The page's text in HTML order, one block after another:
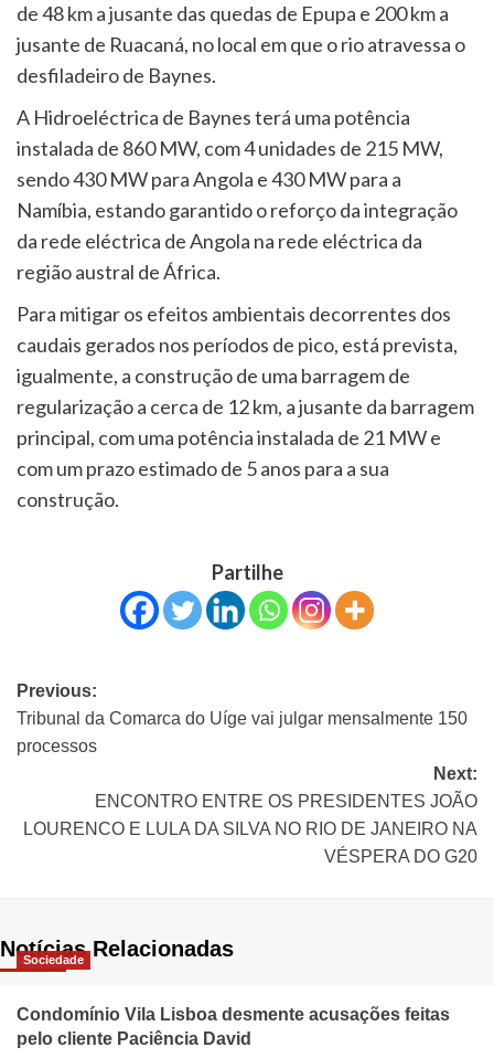
de 48 km a jusante das quedas de Epupa e 200 km a
jusante de Ruacaná, no local em que o rio atravessa o
desfiladeiro de Baynes.
A Hidroeléctrica de Baynes terá uma potência
instalada de 860 MW, com 4 unidades de 215 MW,
sendo 430 MW para Angola e 430 MW para a
Namíbia, estando garantido o reforço da integração
da rede eléctrica de Angola na rede eléctrica da
região austral de África.
Para mitigar os efeitos ambientais decorrentes dos
caudais gerados nos períodos de pico, está prevista,
igualmente, a construção de uma barragem de
regularização a cerca de 12 km, a jusante da barragem
principal, com uma potência instalada de 21 MW e
com um prazo estimado de 5 anos para a sua
construção.
Partilhe
Previous:
Tribunal da Comarca do Uíge vai julgar mensalmente 150
processos
Next:
ENCONTRO ENTRE OS PRESIDENTES JOÃO
LOURENCO E LULA DA SILVA NO RIO DE JANEIRO NA
VÉSPERA DO G20
Notícias Relacionadas
Sociedade
Condomínio Vila Lisboa desmente acusações feitas
pelo cliente Paciência David